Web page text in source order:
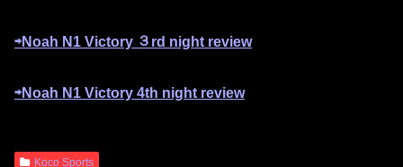
⇨Noah N1 Victory ３rd night review
⇨Noah N1 Victory 4th night review
Koco Sports